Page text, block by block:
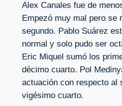
Alex Canales fue de
Empezó muy mal pero se
segundo. Pablo Suárez
normal y solo pudo ser
Eric Miquel sumó los
décimo cuarto. Pol
actuación con respecto al
vigésimo cuarto.